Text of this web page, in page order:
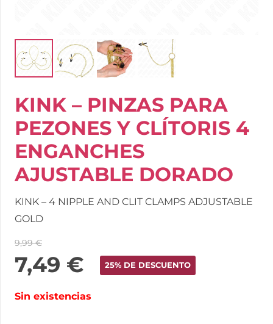
KINK – PINZAS PARA
PEZONES Y CLÍTORIS 4
ENGANCHES
AJUSTABLE DORADO
KINK – 4 NIPPLE AND CLIT CLAMPS ADJUSTABLE
GOLD
9,99€
7,49 € 25% DE DESCUENTO
Sin existencias